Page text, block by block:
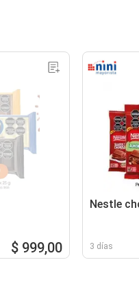
$ 999,00
Nestle
3 días